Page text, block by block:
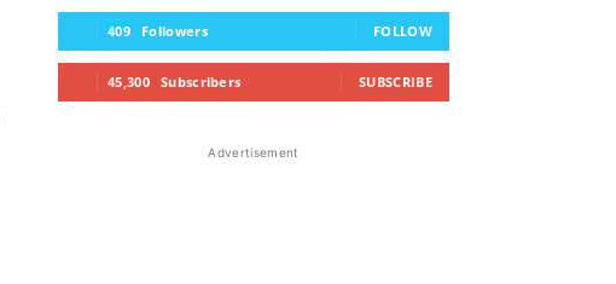
409 Followers FOLLOW
45,300 Subscribers SUBSCRIBE
Advertisement